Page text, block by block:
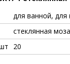
для ванной, для
стеклянная
20